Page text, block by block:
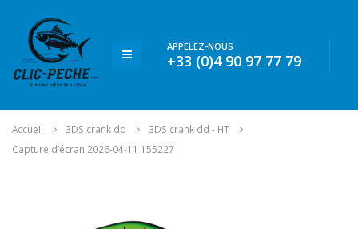
APPELEZ-NOUS
+33 (0)4 90 97 77 79
Accueil 3DS crank dd
3DS crank dd - HT
Capture d’écran 2026-04-11 155227